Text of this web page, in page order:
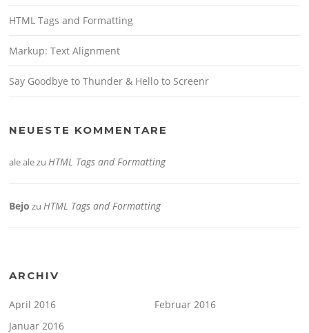
HTML Tags and Formatting
Markup: Text Alignment
Say Goodbye to Thunder & Hello to Screenr
NEUESTE KOMMENTARE
ale alezuHTML Tags and Formatting
Bejo zuHTML Tags and Formatting
ARCHIV
April 2016
Februar 2016
Januar 2016